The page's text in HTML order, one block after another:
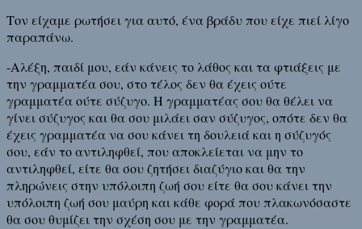
Τον είχαμε ρωτήσει για αυτό, ένα βράδυ που είχε πιεί λίγο
παραπάνω.
-Αλέξη, παιδί μου, εάν κάνεις το λάθος και τα φτιάξεις με
την γραμματέα σου, στο τέλος δεν θα έχεις ούτε
γραμματέα ούτε σύζυγο. H γραμματέας σου θα θέλει να
γίνει σύζυγος και θα σου μιλάει σαν σύζυγος, οπότε δεν θα
έχεις γραμματέα να σου κάνει τη δουλειά και η σύζυγός
σου, εάν το αντιληφθεί, που αποκλείεται να μην το
αντιληφθεί, είτε θα σου ζητήσει διαζύγιο και θα την
πληρώνεις στην υπόλοιπη ζωή σου είτε θα σου κάνει την
υπόλοιπη ζωή σου μαύρη και κάθε φορά που πλακωνόσαστε
θα σου θυμίζει την σχέση σου με την γραμματέα.